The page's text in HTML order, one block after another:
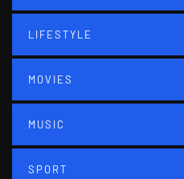
LIFESTYLE
MOVIES
MUSIC
SPORT